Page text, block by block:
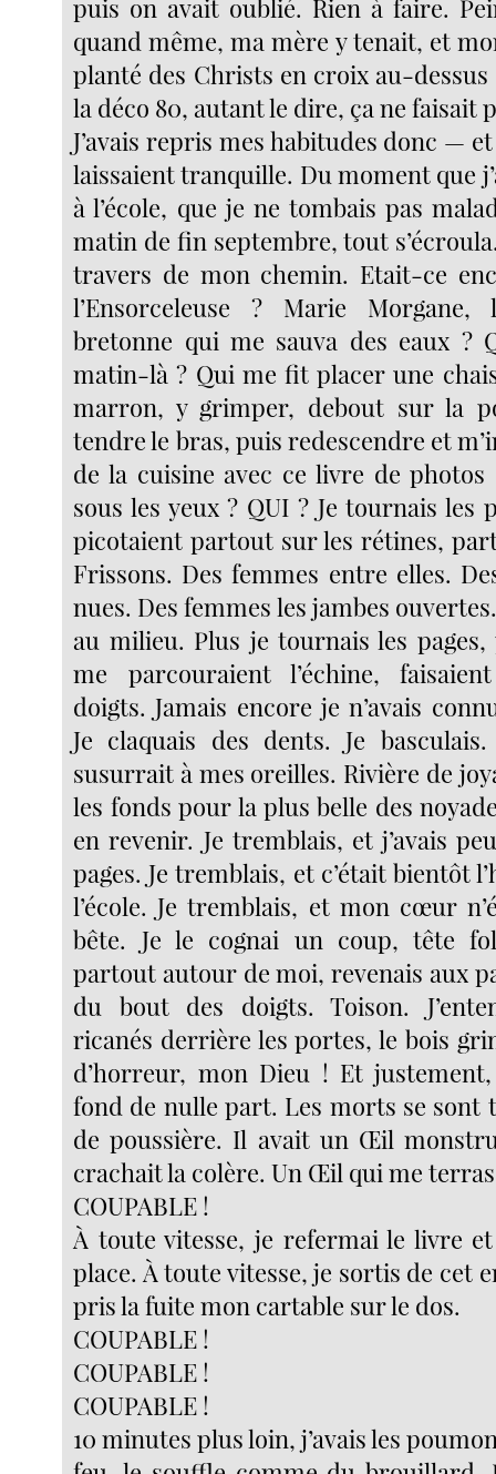
puis on avait oublié. Rien à faire.
quand même, ma mère y tenait, et
planté des Christs en croix au-dessus
la déco 80, autant le dire, ça ne faisait
J’avais repris mes habitudes donc —
laissaient tranquille. Du moment que
à l’école, que je ne tombais pas
matin de fin septembre, tout
travers de mon chemin. Etait-ce
l’Ensorceleuse ? Marie
bretonne qui me sauva des eaux ?
matin-là ? Qui me fit placer une
marron, y grimper, debout sur la
tendre le bras, puis redescendre et
de la cuisine avec ce livre de
sous les yeux ? QUI ? Je tournais les
picotaient partout sur les rétines,
Frissons. Des femmes entre elles.
nues. Des femmes les jambes
au milieu. Plus je tournais les
me parcouraient l’échine,
doigts. Jamais encore je n’avais
Je claquais des dents. Je
susurrait à mes oreilles. Rivière de
les fonds pour la plus belle des
en revenir. Je tremblais, et j’avais
pages. Je tremblais, et c’était bientôt
l’école. Je tremblais, et mon cœur
bête. Je le cognai un coup, tête
partout autour de moi, revenais aux
du bout des doigts. Toison.
ricanés derrière les portes, le bois
d’horreur, mon Dieu ! Et
fond de nulle part. Les morts se sont
de poussière. Il avait un Œil
crachait la colère. Un Œil qui me
COUPABLE !
À toute vitesse, je refermai le livre
place. À toute vitesse, je sortis de cet
pris la fuite mon cartable sur le dos.
COUPABLE !
COUPABLE !
COUPABLE !
10 minutes plus loin, j’avais les